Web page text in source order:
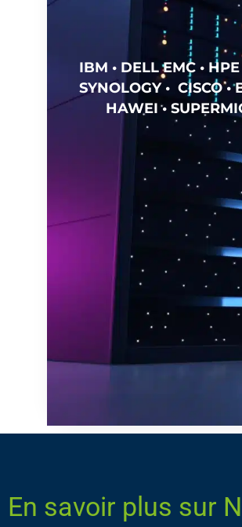
IBM • DELL EMC •
SYNOLOGY • CISCO •
HAWEI •
En savoir plus sur